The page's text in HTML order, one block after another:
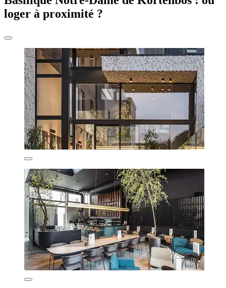
loger à proximité ?